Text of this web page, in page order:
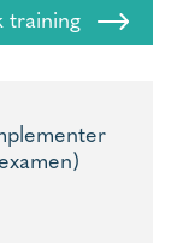
training